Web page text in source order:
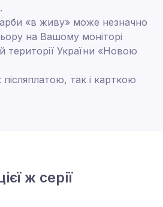
«в живу» може незначно
на Вашому моніторі
території України «Новою
так і карткою
ж серії